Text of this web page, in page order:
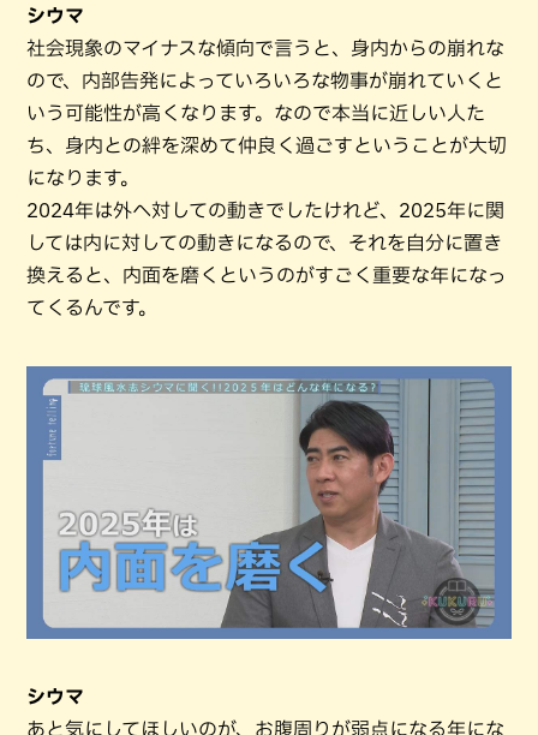
シウマ
社会現象のマイナスな傾向で言うと、身内からの崩れな
ので、内部告発によっていろいろな物事が崩れていくと
いう可能性が高くなります。なので本当に近しい人た
ち、身内との絆を深めて仲良く過ごすということが大切
になります。
2024年は外へ対しての動きでしたけれど、2025年に関
しては内に対しての動きになるので、それを自分に置き
換えると、内面を磨くというのがすごく重要な年になっ
てくるんです。
シウマ
あと気にしてほしいのが、お腹周りが弱点になる年にな